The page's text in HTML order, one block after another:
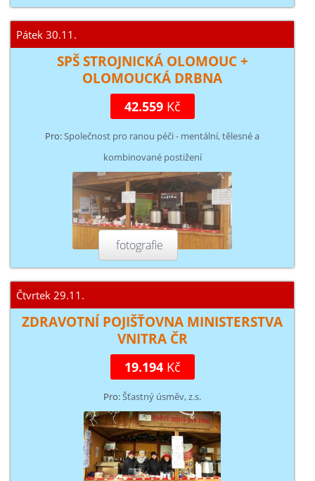
Pátek 30.11.
SPŠ STROJNICKÁ OLOMOUC +
OLOMOUCKÁ DRBNA
42.559Kč
Pro: Společnost pro ranou péči - mentální, tělesné a
kombinované postižení
fotografie
Čtvrtek 29.11.
ZDRAVOTNÍ POJIŠŤOVNA MINISTERSTVA
VNITRA ČR
19.194Kč
Pro: Šťastný úsměv, z.s.